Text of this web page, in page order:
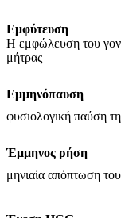
Εμφύτευση
Η εμφώλευση του
μήτρας
Εμμηνόπαυση
φυσιολογική παύση
Έμμηνος ρήση
μηνιαία απόπτωση